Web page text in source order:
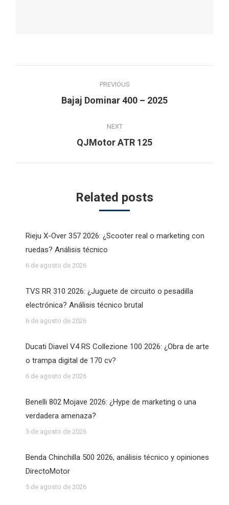
navigation
PREVIOUS
Previous
Bajaj Dominar 400 – 2025
NEXT
Next
QJMotor ATR 125
Related posts
Rieju X-Over 357 2026: ¿Scooter real o marketing con
ruedas? Análisis técnico
6 de agosto de 2026
TVS RR 310 2026: ¿Juguete de circuito o pesadilla
electrónica? Análisis técnico brutal
6 de agosto de 2026
Ducati Diavel V4 RS Collezione 100 2026: ¿Obra de arte
o trampa digital de 170 cv?
6 de agosto de 2026
Benelli 802 Mojave 2026: ¿Hype de marketing o una
verdadera amenaza?
5 de agosto de 2026
Benda Chinchilla 500 2026, análisis técnico y opiniones
DirectoMotor
5 de agosto de 2026